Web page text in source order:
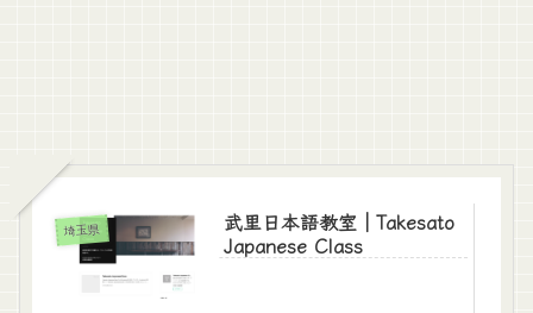
埼玉県
武里日本語教室｜Takesato
Japanese Class